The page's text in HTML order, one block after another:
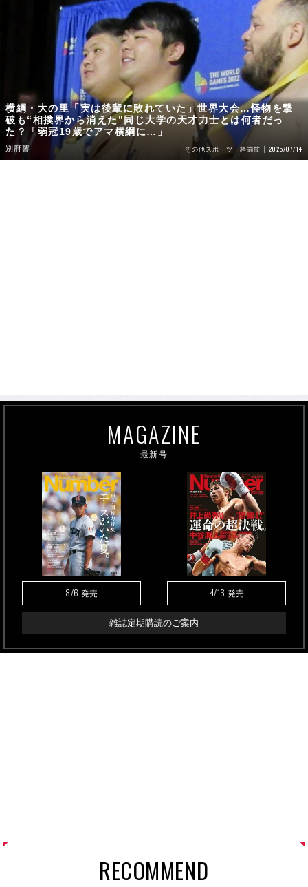
横綱・大の里「実は後輩に敗れていた」世界大会…怪物を撃
破も“相撲界から消えた”同じ大学の天才力士とは何者だっ
た？「弱冠19歳でアマ横綱に…」
別府響 その他スポーツ・格闘技 2025/07/14
MAGAZINE
最新号
8/6 発売 4/16 発売
雑誌定期購読のご案内
RECOMMEND